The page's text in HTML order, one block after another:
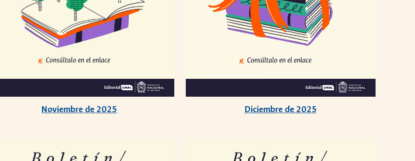
Noviembre de 2025 Diciembre de 2025